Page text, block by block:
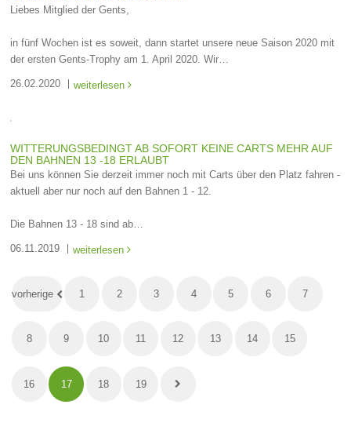
Liebes Mitglied der Gents,
in fünf Wochen ist es soweit, dann startet unsere neue Saison 2020 mit
der ersten Gents-Trophy am 1. April 2020. Wir…
26.02.2020 weiterlesen
WITTERUNGSBEDINGT AB SOFORT KEINE CARTS MEHR AUF
DEN BAHNEN 13 -18 ERLAUBT
Bei uns können Sie derzeit immer noch mit Carts über den Platz fahren -
aktuell aber nur noch auf den Bahnen 1 - 12.
Die Bahnen 13 - 18 sind ab…
06.11.2019 weiterlesen
vorherige 1 2 3 4 5 6 7
8 9 10 11 12 13 14 15
16 17 18 19